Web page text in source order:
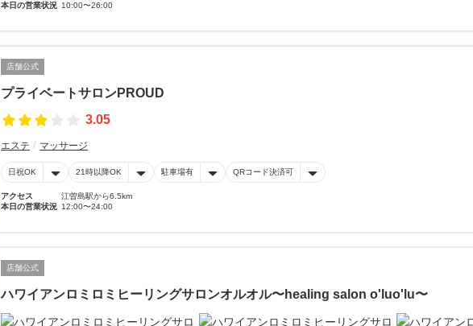
本日の営業状況 10:00〜26:00
店舗公式
プライベートサロンPROUD
3.05
エステ マッサージ
日祝OK 21時以降OK 駐車場有 QRコード決済可
アクセス
江曽島駅から6.5km
本日の営業状況 12:00〜24:00
店舗公式
ハワイアンロミロミヒーリングサロンオルオル〜healing salon o'luo'lu〜